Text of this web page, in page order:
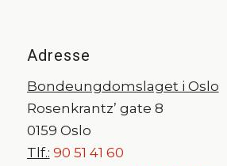
Adresse
Bondeungdomslaget i Oslo
Rosenkrantz’ gate 8
0159 Oslo
Tlf.: 90 51 41 60